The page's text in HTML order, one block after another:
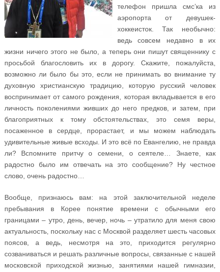
телефон пришла смс’ка из
аэропорта от девушек-
хоккеисток. Так необычно:
ведь совсем недавно в их
жизни ничего этого не было, а теперь они пишут священнику с
просьбой благословить их в дорогу. Скажите, пожалуйста,
возможно ли было бы это, если не принимать во внимание ту
духовную христианскую традицию, которую русский человек
воспринимает от самого рождения, которая вкладывается в его
личность поколениями живших до него предков, и затем, при
благоприятных к тому обстоятельствах, это семя веры,
посаженное в сердце, прорастает, и мы можем наблюдать
удивительные живые всходы. И это всё по Евангелию, не правда
ли? Вспомните притчу о семени, о сеятеле… Знаете, как
радостно было им отвечать на это сообщение? Ну честное
слово, очень радостно…
Вообще, признаюсь вам: на этой заключительной неделе
пребывания в Корее понятие времени с обычными его
границами – утро, день, вечер, ночь – утратило для меня свою
актуальность, поскольку нас с Москвой разделяет шесть часовых
поясов, а ведь, несмотря на это, приходится регулярно
созваниваться и решать различные вопросы, связанные с нашей
московской приходской жизнью, занятиями нашей гимназии,